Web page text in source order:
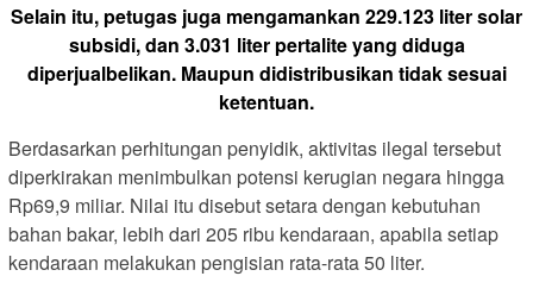
Selain itu, petugas juga mengamankan 229.123 liter solar
subsidi, dan 3.031 liter pertalite yang diduga
diperjualbelikan. Maupun didistribusikan tidak sesuai
ketentuan.
Berdasarkan perhitungan penyidik, aktivitas ilegal tersebut
diperkirakan menimbulkan potensi kerugian negara hingga
Rp69,9 miliar. Nilai itu disebut setara dengan kebutuhan
bahan bakar, lebih dari 205 ribu kendaraan, apabila setiap
kendaraan melakukan pengisian rata-rata 50 liter.